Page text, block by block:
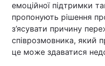
емоційної підтримки
пропонують рішення
з’ясувати причину
співрозмовника, який
це може здаватися